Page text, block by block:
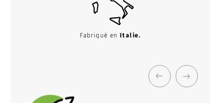
Fabriqué en Italie.